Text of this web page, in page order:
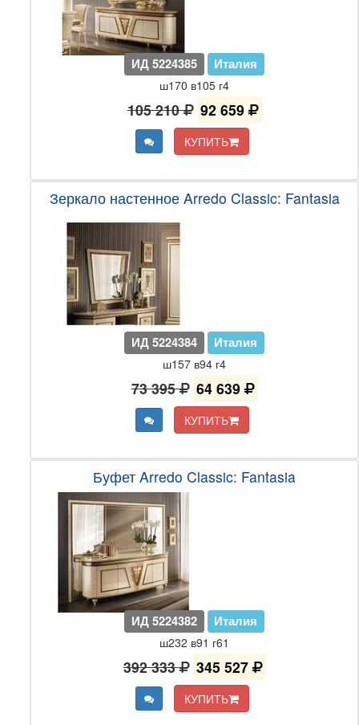
ИД 5224385 Италия
ш170 в105 г4
105 210 92 659
КУПИТЬ
Зеркало настенное Arredo Classic: Fantasia
ИД 5224384 Италия
ш157 в94 г4
73 395 64 639
КУПИТЬ
Буфет Arredo Classic: Fantasia
ИД 5224382 Италия
ш232 в91 г61
392 333 345 527
КУПИТЬ